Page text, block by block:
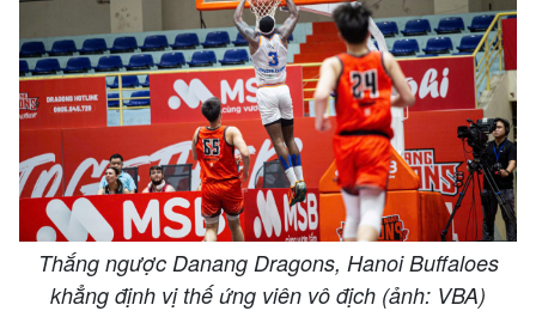
Thắng ngược Danang Dragons, Hanoi Buffaloes
khẳng định vị thế ứng viên vô địch (ảnh: VBA)